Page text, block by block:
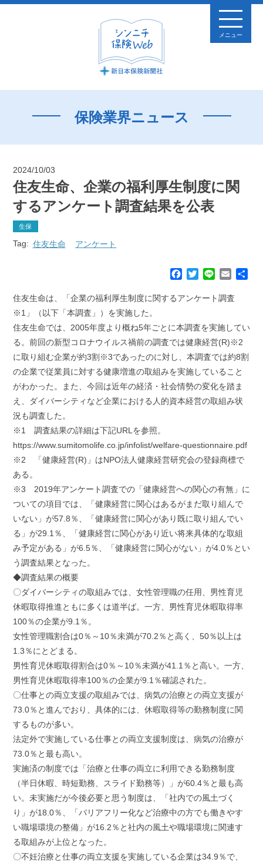
メニュー
保険業界ニュース
2024/10/03
住友生命、企業の福利厚生制度に関
するアンケート調査結果を公表
生保
Tag: 住友生命 アンケート
c
o
o
k
T
i
e
r
n
E
a
住友生命は、「企業の福利厚生制度に関するアンケート調査
※1」（以下「本調査」）を実施した。
住友生命では、2005年度より概ね5年ごとに本調査を実施してい
る。前回の新型コロナウイルス禍前の調査では健康経営(R)※2
に取り組む企業が約3割※3であったのに対し、本調査では約8割
の企業で従業員に対する健康増進の取組みを実施していること
がわかった。また、今回は近年の経済・社会情勢の変化を踏ま
え、ダイバーシティなど企業における人的資本経営の取組み状
況も調査した。
※1 調査結果の詳細は下記URLを参照。
https://www.sumitomolife.co.jp/infolist/welfare-questionnaire.pdf
※2 「健康経営(R)」はNPO法人健康経営研究会の登録商標で
ある。
※3 2019年アンケート調査での「健康経営への関心の有無」に
ついての項目では、「健康経営に関心はあるがまだ取り組んで
いない」が57.8％、「健康経営に関心があり既に取り組んでい
る」が29.1％、「健康経営に関心があり近い将来具体的な取組
み予定がある」が6.5％、「健康経営に関心がない」が4.0％とい
う調査結果となった。
◆調査結果の概要
〇ダイバーシティの取組みでは、女性管理職の任用、男性育児
休暇取得推進ともに多くは道半ば。一方、男性育児休暇取得率
100％の企業が9.1％。
女性管理職割合は0％～10％未満が70.2％と高く、50％以上は
1.3％にとどまる。
男性育児休暇取得割合は0％～10％未満が41.1％と高い。一方、
男性育児休暇取得率100％の企業が9.1％確認された。
〇仕事との両立支援の取組みでは、病気の治療との両立支援が
73.0％と進んでおり、具体的には、休暇取得等の勤務制度に関
するものが多い。
法定外で実施している仕事との両立支援制度は、病気の治療が
73.0％と最も高い。
実施済の制度では「治療と仕事の両立に利用できる勤務制度
（半日休暇、時短勤務、スライド勤務等）」が60.4％と最も高
い。未実施だが今後必要と思う制度は、「社内での風土づく
り」が18.0％、「バリアフリー化など治療中の方でも働きやす
い職場環境の整備」が16.2％と社内の風土や職場環境に関連す
る取組みが上位となった。
〇不妊治療と仕事の両立支援を実施している企業は34.9％で、